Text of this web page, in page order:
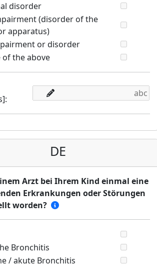
disorder
(disorder of the
apparatus)
or disorder
of the above
DE
Arzt bei Ihrem Kind einmal eine
Erkrankungen oder Störungen
worden?
Bronchitis
/ akute Bronchitis